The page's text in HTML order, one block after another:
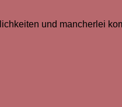
und mancherlei